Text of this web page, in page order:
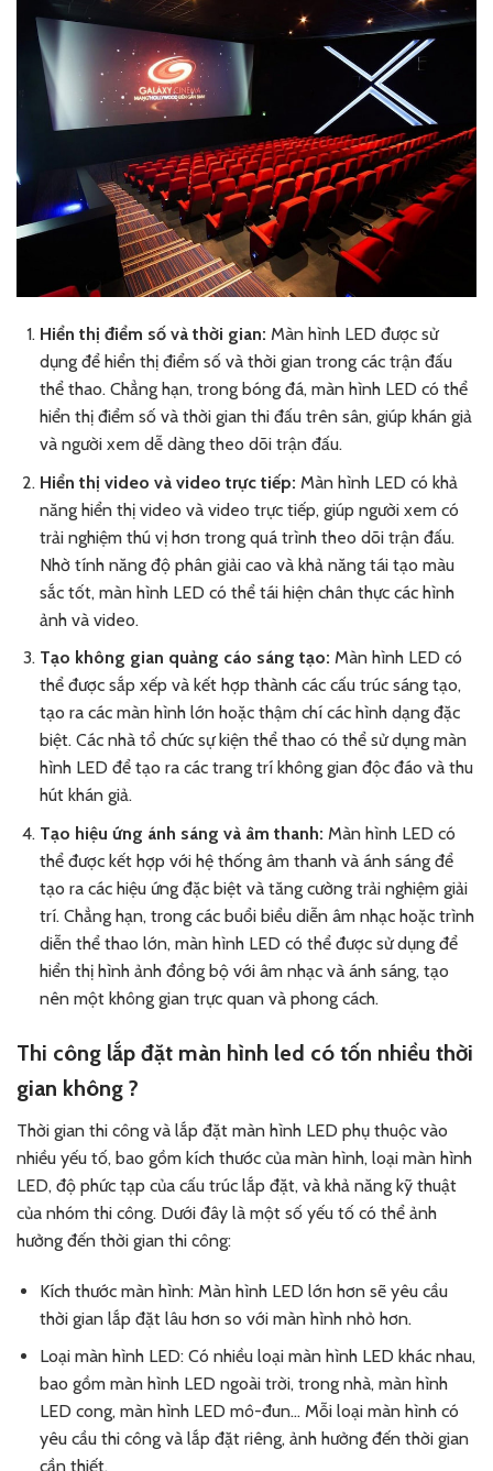
Hiển thị điểm số và thời gian: Màn hình LED được sử
dụng để hiển thị điểm số và thời gian trong các trận đấu
thể thao. Chẳng hạn, trong bóng đá, màn hình LED có thể
hiển thị điểm số và thời gian thi đấu trên sân, giúp khán giả
và người xem dễ dàng theo dõi trận đấu.
Hiển thị video và video trực tiếp: Màn hình LED có khả
năng hiển thị video và video trực tiếp, giúp người xem có
trải nghiệm thú vị hơn trong quá trình theo dõi trận đấu.
Nhờ tính năng độ phân giải cao và khả năng tái tạo màu
sắc tốt, màn hình LED có thể tái hiện chân thực các hình
ảnh và video.
Tạo không gian quảng cáo sáng tạo: Màn hình LED có
thể được sắp xếp và kết hợp thành các cấu trúc sáng tạo,
tạo ra các màn hình lớn hoặc thậm chí các hình dạng đặc
biệt. Các nhà tổ chức sự kiện thể thao có thể sử dụng màn
hình LED để tạo ra các trang trí không gian độc đáo và thu
hút khán giả.
Tạo hiệu ứng ánh sáng và âm thanh: Màn hình LED có
thể được kết hợp với hệ thống âm thanh và ánh sáng để
tạo ra các hiệu ứng đặc biệt và tăng cường trải nghiệm giải
trí. Chẳng hạn, trong các buổi biểu diễn âm nhạc hoặc trình
diễn thể thao lớn, màn hình LED có thể được sử dụng để
hiển thị hình ảnh đồng bộ với âm nhạc và ánh sáng, tạo
nên một không gian trực quan và phong cách.
Thi công lắp đặt màn hình led có tốn nhiều thời
gian không ?
Thời gian thi công và lắp đặt màn hình LED phụ thuộc vào
nhiều yếu tố, bao gồm kích thước của màn hình, loại màn hình
LED, độ phức tạp của cấu trúc lắp đặt, và khả năng kỹ thuật
của nhóm thi công. Dưới đây là một số yếu tố có thể ảnh
hưởng đến thời gian thi công:
Kích thước màn hình: Màn hình LED lớn hơn sẽ yêu cầu
thời gian lắp đặt lâu hơn so với màn hình nhỏ hơn.
Loại màn hình LED: Có nhiều loại màn hình LED khác nhau,
bao gồm màn hình LED ngoài trời, trong nhà, màn hình
LED cong, màn hình LED mô-đun… Mỗi loại màn hình có
yêu cầu thi công và lắp đặt riêng, ảnh hưởng đến thời gian
cần thiết.